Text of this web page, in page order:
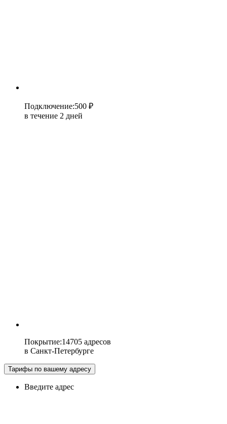
Подключение:500 ₽
в течение 2 дней
Покрытие:14705 адресов
в Санкт-Петербурге
Тарифы по вашему адресу
Введите адрес